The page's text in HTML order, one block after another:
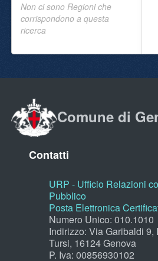
Non ci sono Regioni che
corrispondono a questa
ricerca
Comune di
Contatti
URP - Ufficio Relazioni
Pubblico
Posta Elettronica
Numero Unico: 010.1010
Indirizzo: Via Garibaldi 9,
Tursi, 16124 Genova
P. Iva: 00856930102